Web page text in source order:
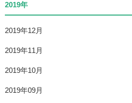
2019年
2019年12月
2019年11月
2019年10月
2019年09月